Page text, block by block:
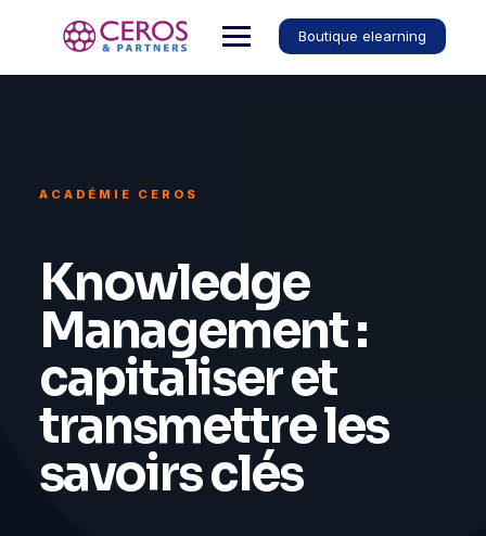
Boutique elearning
ACADÉMIE CEROS
Knowledge
Management :
capitaliser et
transmettre les
savoirs clés